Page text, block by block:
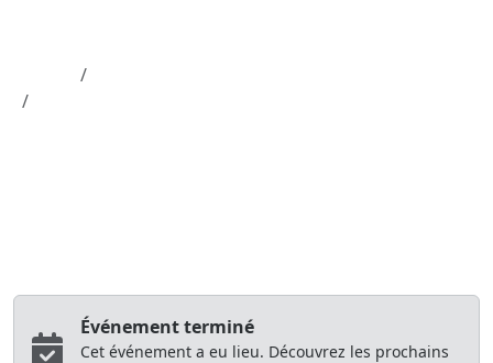
Événement terminé
Cet événement a eu lieu. Découvrez les prochains